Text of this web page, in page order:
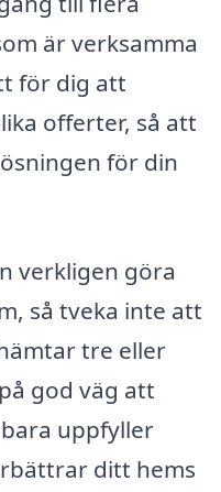
är verksamma
för dig att
offerter, så att
för din
verkligen göra
så tveka inte att
tre eller
god väg att
uppfyller
ditt hems